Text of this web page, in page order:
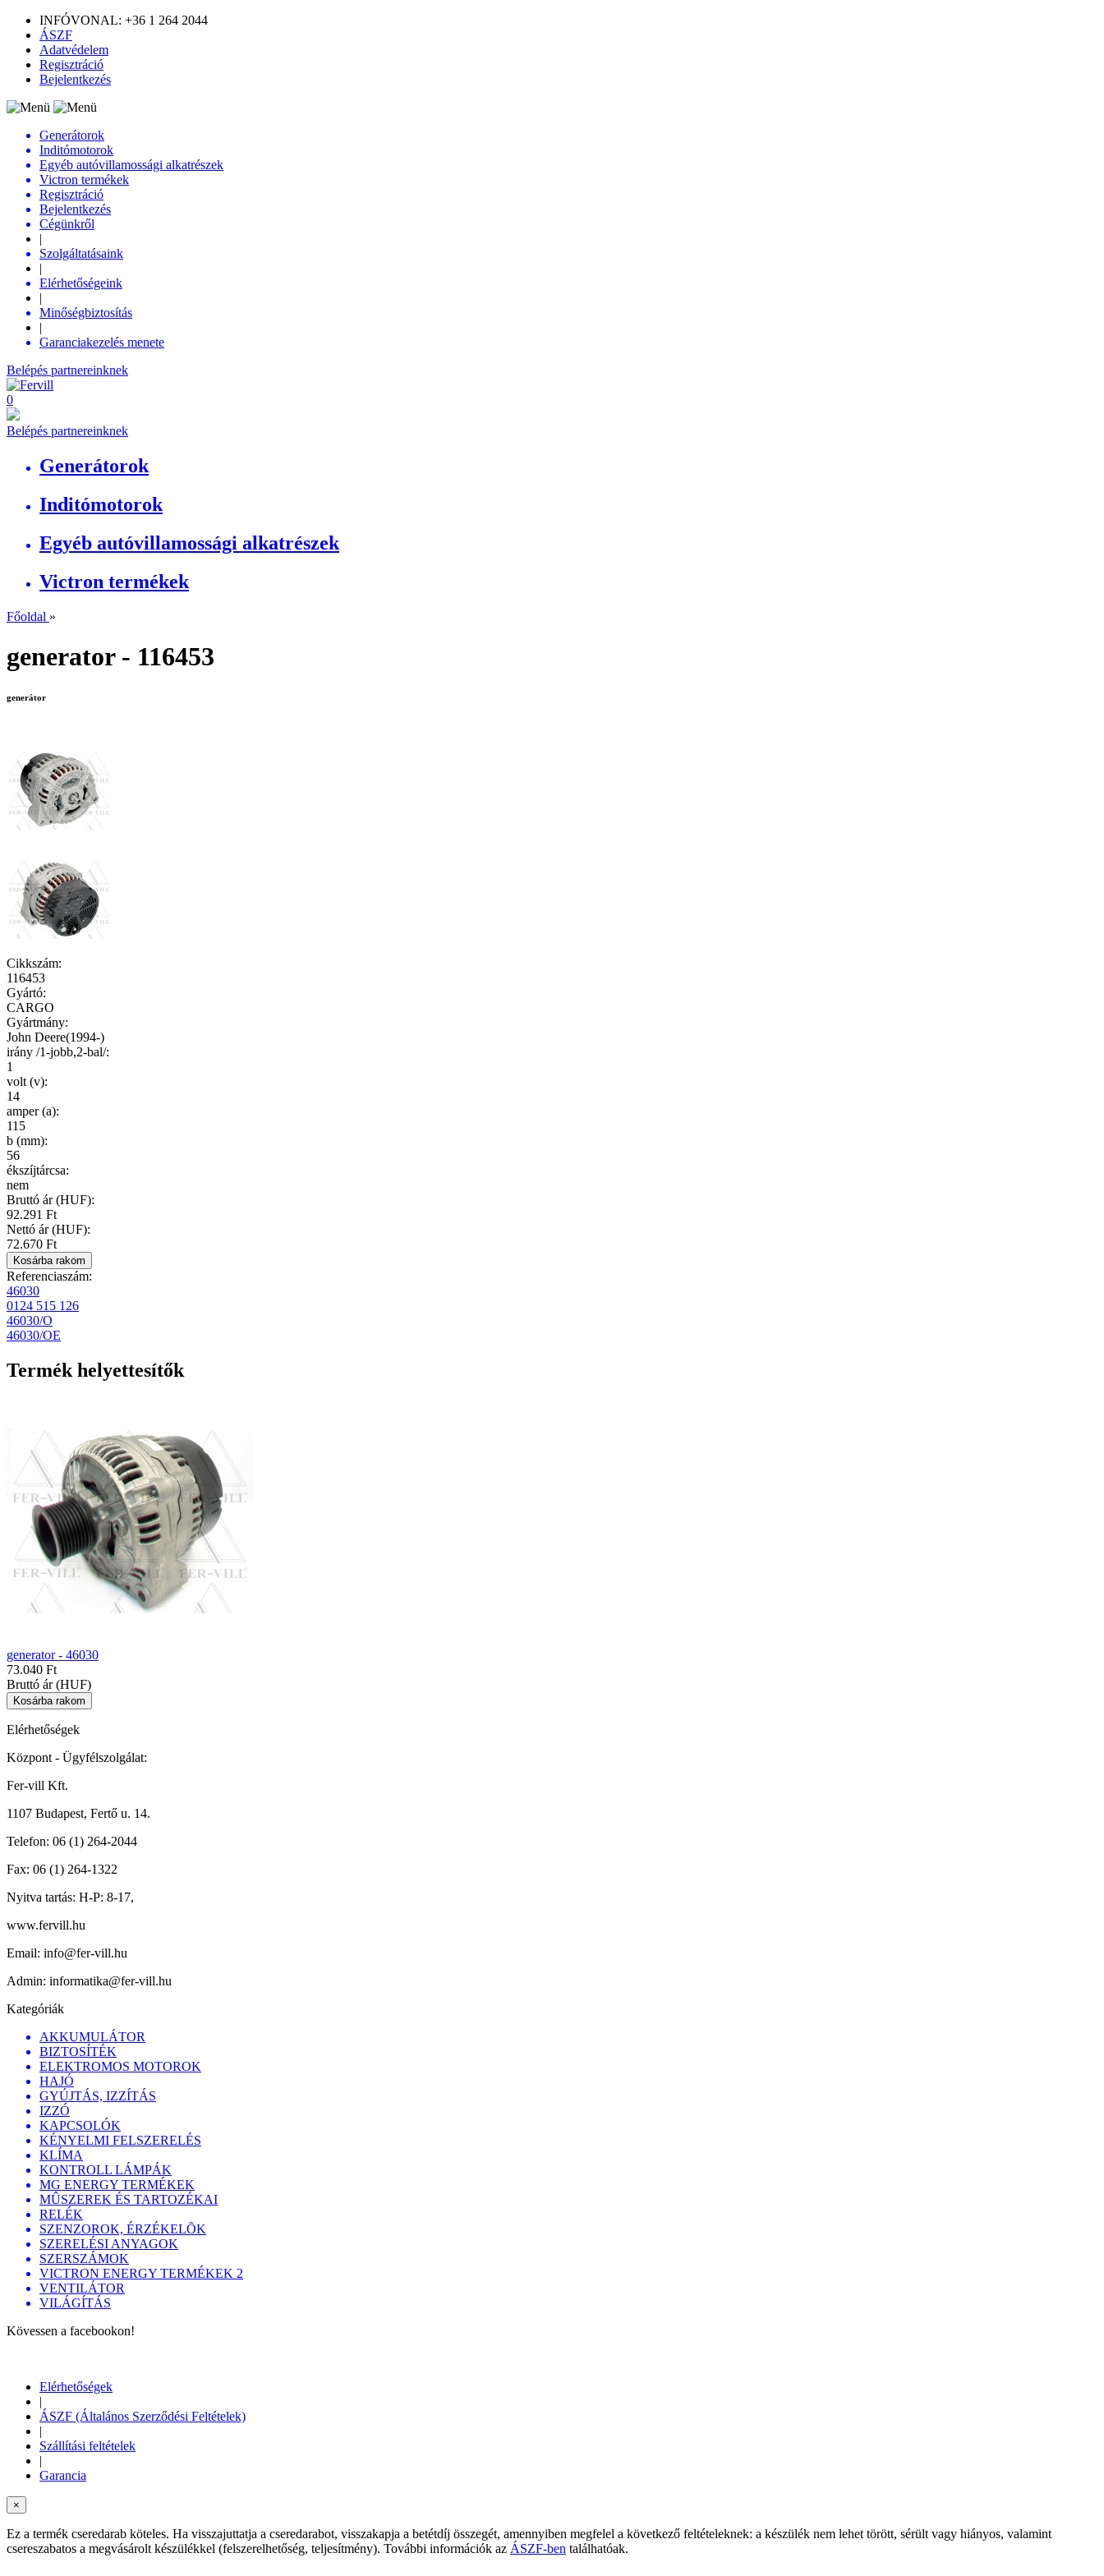
INFÓVONAL: +36 1 264 2044
ÁSZF
Adatvédelem
Regisztráció
Bejelentkezés
Generátorok
Inditómotorok
Egyéb autóvillamossági alkatrészek
Victron termékek
Regisztráció
Bejelentkezés
Cégünkről
|
Szolgáltatásaink
|
Elérhetőségeink
|
Minőségbiztosítás
|
Garanciakezelés menete
Belépés partnereinknek
0
Belépés partnereinknek
Generátorok
Inditómotorok
Egyéb autóvillamossági alkatrészek
Victron termékek
Főoldal »
generator - 116453
generátor
Cikkszám:
116453
Gyártó:
CARGO
Gyártmány:
John Deere(1994-)
irány /1-jobb,2-bal/:
1
volt (v):
14
amper (a):
115
b (mm):
56
ékszíjtárcsa:
nem
Bruttó ár (HUF):
92.291 Ft
Nettó ár (HUF):
72.670 Ft
Referenciaszám:
46030
0124 515 126
46030/O
46030/OE
Termék helyettesítők
generator - 46030
73.040 Ft
Bruttó ár (HUF)
Elérhetőségek
Központ - Ügyfélszolgálat:
Fer-vill Kft.
1107 Budapest, Fertő u. 14.
Telefon: 06 (1) 264-2044
Fax: 06 (1) 264-1322
Nyitva tartás: H-P: 8-17,
www.fervill.hu
Email: info@fer-vill.hu
Admin: informatika@fer-vill.hu
Kategóriák
AKKUMULÁTOR
BIZTOSÍTÉK
ELEKTROMOS MOTOROK
HAJÓ
GYÚJTÁS, IZZÍTÁS
IZZÓ
KAPCSOLÓK
KÉNYELMI FELSZERELÉS
KLÍMA
KONTROLL LÁMPÁK
MG ENERGY TERMÉKEK
MÛSZEREK ÉS TARTOZÉKAI
RELÉK
SZENZOROK, ÉRZÉKELÕK
SZERELÉSI ANYAGOK
SZERSZÁMOK
VICTRON ENERGY TERMÉKEK 2
VENTILÁTOR
VILÁGÍTÁS
Kövessen a facebookon!
Elérhetőségek
|
ÁSZF (Általános Szerződési Feltételek)
|
Szállítási feltételek
|
Garancia
×
Ez a termék cseredarab köteles. Ha visszajuttatja a cseredarabot, visszakapja a betétdíj összegét, amennyiben megfelel a következő feltételeknek: a készülék nem lehet törött, sérült vagy hiányos, valamint
csereszabatos a megvásárolt készülékkel (felszerelhetőség, teljesítmény). További információk az ÁSZF-ben találhatóak.